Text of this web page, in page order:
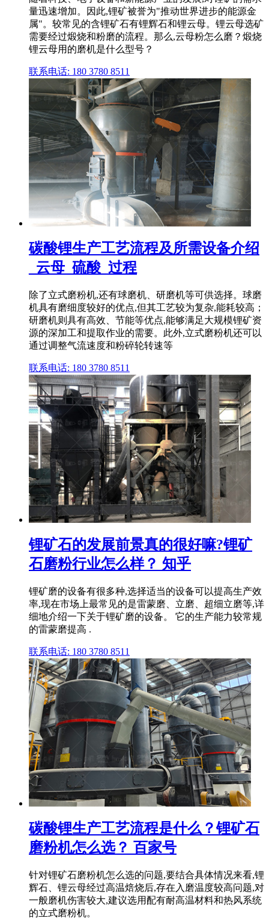
量迅速增加。因此,锂矿被誉为"推动世界进步的能源金
属"。较常见的含锂矿石有锂辉石和锂云母。锂云母选矿
需要经过煅烧和粉磨的流程。那么,云母粉怎么磨？煅烧
锂云母用的磨机是什么型号？
联系电话: 180 3780 8511
碳酸锂生产工艺流程及所需设备介绍
_云母_硫酸_过程
除了立式磨粉机,还有球磨机、研磨机等可供选择。球磨
机具有磨细度较好的优点,但其工艺较为复杂,能耗较高；
研磨机则具有高效、节能等优点,能够满足大规模锂矿资
源的深加工和提取作业的需要。此外,立式磨粉机还可以
通过调整气流速度和粉碎轮转速等
联系电话: 180 3780 8511
锂矿石的发展前景真的很好嘛?锂矿
石磨粉行业怎么样？ 知乎
锂矿磨的设备有很多种,选择适当的设备可以提高生产效
率,现在市场上最常见的是雷蒙磨、立磨、超细立磨等,详
细地介绍一下关于锂矿磨的设备。 它的生产能力较常规
的雷蒙磨提高 .
联系电话: 180 3780 8511
碳酸锂生产工艺流程是什么？锂矿石
磨粉机怎么选？ 百家号
针对锂矿石磨粉机怎么选的问题,要结合具体情况来看,锂
辉石、锂云母经过高温焙烧后,存在入磨温度较高问题,对
一般磨机伤害较大,建议选用配有耐高温材料和热风系统
的立式磨粉机。